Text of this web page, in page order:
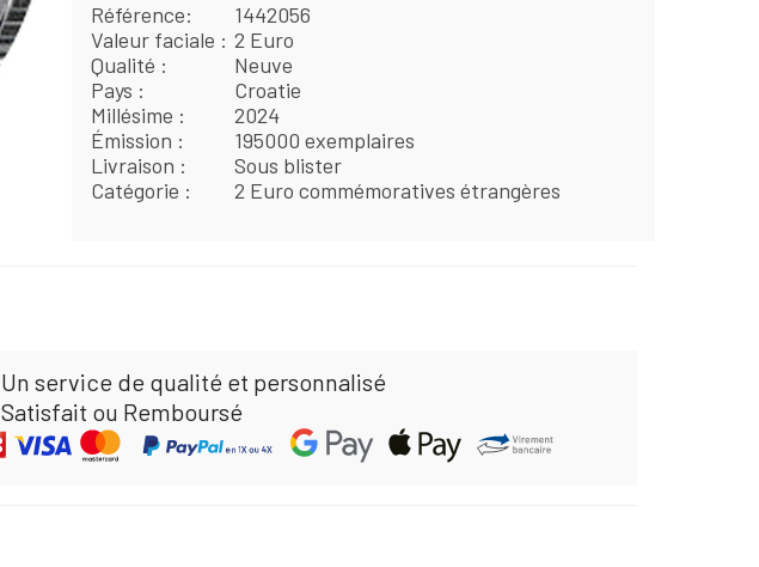
Référence
1442056
Valeur faciale
2 Euro
Qualité
Neuve
Pays
Croatie
Millésime
2024
Émission
195000 exemplaires
Livraison
Sous blister
Catégorie
2 Euro commémoratives étrangères
Un service de qualité et personnalisé
Satisfait ou Remboursé